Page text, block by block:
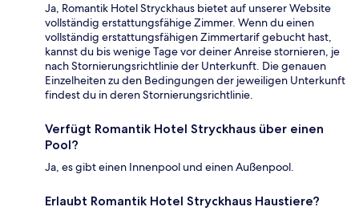
Ja, Romantik Hotel Stryckhaus bietet auf unserer Website
vollständig erstattungsfähige Zimmer. Wenn du einen
vollständig erstattungsfähigen Zimmertarif gebucht hast,
kannst du bis wenige Tage vor deiner Anreise stornieren, je
nach Stornierungsrichtlinie der Unterkunft. Die genauen
Einzelheiten zu den Bedingungen der jeweiligen Unterkunft
findest du in deren Stornierungsrichtlinie.
Verfügt Romantik Hotel Stryckhaus über einen
Pool?
Ja, es gibt einen Innenpool und einen Außenpool.
Erlaubt Romantik Hotel Stryckhaus Haustiere?